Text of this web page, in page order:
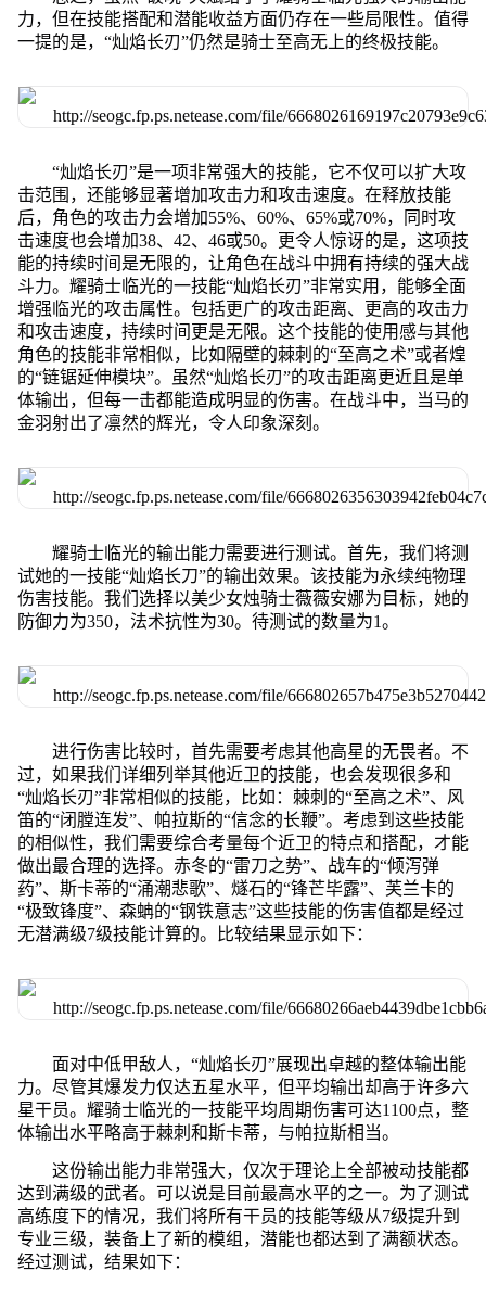
力，但在技能搭配和潜能收益方面仍存在一些局限性。值得
一提的是，“灿焰长刃”仍然是骑士至高无上的终极技能。
“灿焰长刃”是一项非常强大的技能，它不仅可以扩大攻
击范围，还能够显著增加攻击力和攻击速度。在释放技能
后，角色的攻击力会增加55%、60%、65%或70%，同时攻
击速度也会增加38、42、46或50。更令人惊讶的是，这项技
能的持续时间是无限的，让角色在战斗中拥有持续的强大战
斗力。耀骑士临光的一技能“灿焰长刃”非常实用，能够全面
增强临光的攻击属性。包括更广的攻击距离、更高的攻击力
和攻击速度，持续时间更是无限。这个技能的使用感与其他
角色的技能非常相似，比如隔壁的棘刺的“至高之术”或者煌
的“链锯延伸模块”。虽然“灿焰长刃”的攻击距离更近且是单
体输出，但每一击都能造成明显的伤害。在战斗中，当马的
金羽射出了凛然的辉光，令人印象深刻。
耀骑士临光的输出能力需要进行测试。首先，我们将测
试她的一技能“灿焰长刀”的输出效果。该技能为永续纯物理
伤害技能。我们选择以美少女烛骑士薇薇安娜为目标，她的
防御力为350，法术抗性为30。待测试的数量为1。
进行伤害比较时，首先需要考虑其他高星的无畏者。不
过，如果我们详细列举其他近卫的技能，也会发现很多和
“灿焰长刃”非常相似的技能，比如：棘刺的“至高之术”、风
笛的“闭膛连发”、帕拉斯的“信念的长鞭”。考虑到这些技能
的相似性，我们需要综合考量每个近卫的特点和搭配，才能
做出最合理的选择。赤冬的“雷刀之势”、战车的“倾泻弹
药”、斯卡蒂的“涌潮悲歌”、燧石的“锋芒毕露”、芙兰卡的
“极致锋度”、森蚺的“钢铁意志”这些技能的伤害值都是经过
无潜满级7级技能计算的。比较结果显示如下：
面对中低甲敌人，“灿焰长刃”展现出卓越的整体输出能
力。尽管其爆发力仅达五星水平，但平均输出却高于许多六
星干员。耀骑士临光的一技能平均周期伤害可达1100点，整
体输出水平略高于棘刺和斯卡蒂，与帕拉斯相当。
这份输出能力非常强大，仅次于理论上全部被动技能都
达到满级的武者。可以说是目前最高水平的之一。为了测试
高练度下的情况，我们将所有干员的技能等级从7级提升到
专业三级，装备上了新的模组，潜能也都达到了满额状态。
经过测试，结果如下：